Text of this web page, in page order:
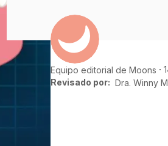
Equipo editorial de Moons
Revisado por: Dra. Winny